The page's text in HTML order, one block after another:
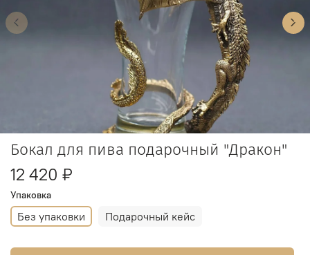
Бокал для пива подарочный "Дракон"
12 420 ₽
Упаковка
Без упаковки Подарочный кейс